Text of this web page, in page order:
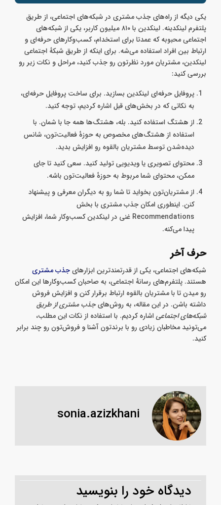
یکی دیگه از راه‌های جذب مشتری در شبکه‌های اجتماعی، از طریق
پلتفرم لینکدینه. لینکدین با ۸۱۰ میلیون کاربر، یکی از شبکه‌های
اجتماعی محبوبه که عمدتا برای استخدام، کسب‌وکارهای حرفه‌ای و
ارتباط بین افراد استفاده می‌شه. برای اینکه از طریق شبکه‌ٔ اجتماعی
لینکدین، مشتریان مورد نظرتون رو جذب کنید، مراحل و نکات زیر رو
بررسی کنید:
پروفایل حرفه‌ای لینکدین بسازید. برای ساخت پروفایل حرفه‌ای،
به نکاتی که در بخش‌های قبل اشاره کردیم، توجه کنید.
از هشتگ‌ استفاده کنید. بله، هشتگ‌ها همه جا با شمان. با
استفاده از هشتگ‌های مخصوص به حوزه‌ٔ فعالیت‌تون، شانس
دیده‌شدن توسط مشتریان بالقوه رو افزایش بدید.
محتوای تصویری یا ویدیویی تولید کنید. سعی کنید تا جای
ممکن، محتوای شما مربوط به حوزه‌ٔ فعالیت‌تون باشه.
از مشتریان‌تون بخواید تا شما رو به دیگران معرفی و پیشنهاد
کنن. اینطوری امکان جذب مشتری با بخش
Recommendations غنی در لینکدین کسب‌وکار شما، افزایش
پیدا می‌کنه.
حرف آخر
شبکه‌های اجتماعی، یکی از قدرتمندترین ابزارهایجذب مشتری
هستند. پلتفرم‌های رسانه‌ٔ اجتماعی، به صاحبان کسب‌وکارها این امکان
رو میدن تا با مشتریان بالقوه ارتباط برقرار کنن و افزایش فروش
داشته باشن. در این مقاله، به روش‌هایجذب مشتری از طریق
شبکه‌های اجتماعیاشاره کردیم. با استفاده از نکات این مطلب،
می‌تونید مخاطبان زیادی رو با برند‌تون آشنا و فروش‌تون رو چند برابر
کنید.
sonia.azizkhani
دیدگاه‌ خود را بنویسید